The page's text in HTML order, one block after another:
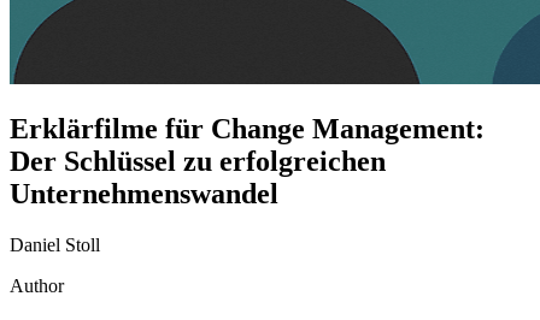
Erklärfilme für Change Management:
Der Schlüssel zu erfolgreichen
Unternehmenswandel
Daniel Stoll
Author